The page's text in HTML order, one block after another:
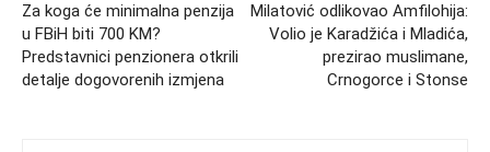
Za koga će minimalna penzija
u FBiH biti 700 KM?
Predstavnici penzionera otkrili
detalje dogovorenih izmjena
Milatović odlikovao Amfilohija:
Volio je Karadžića i Mladića,
prezirao muslimane,
Crnogorce i Stonse